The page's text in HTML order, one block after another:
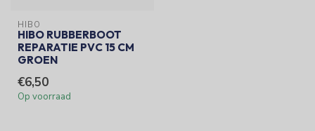
HIBO
HIBO RUBBERBOOT
REPARATIE PVC 15 CM
GROEN
€6,50
Op voorraad